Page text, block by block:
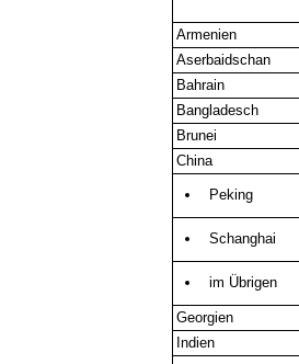
Armenien
Aserbaidschan
Bahrain
Bangladesch
Brunei
China
Peking
Schanghai
im Übrigen
Georgien
Indien